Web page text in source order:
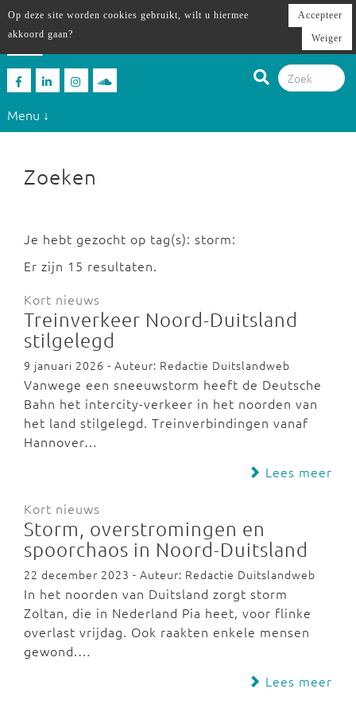
Menu ↓
Zoeken
Je hebt gezocht op tag(s): storm:
Er zijn 15 resultaten.
Kort nieuws
Treinverkeer Noord-Duitsland
stilgelegd
9 januari 2026 - Auteur: Redactie Duitslandweb
Vanwege een sneeuwstorm heeft de Deutsche
Bahn het intercity-verkeer in het noorden van
het land stilgelegd. Treinverbindingen vanaf
Hannover…
Lees meer
Kort nieuws
Storm, overstromingen en
spoorchaos in Noord-Duitsland
22 december 2023 - Auteur: Redactie Duitslandweb
In het noorden van Duitsland zorgt storm
Zoltan, die in Nederland Pia heet, voor flinke
overlast vrijdag. Ook raakten enkele mensen
gewond.…
Lees meer
Op deze site worden cookies gebruikt, wilt u hiermee
akkoord gaan?
Accepteer
Weiger